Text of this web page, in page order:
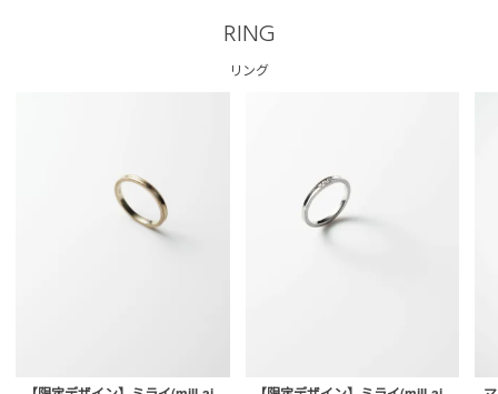
RING
リング